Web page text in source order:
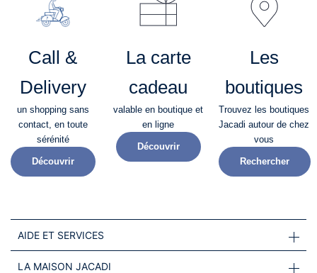
Call &
Delivery
un shopping sans
contact, en toute
sérénité​
Découvrir
La carte
cadeau
valable en boutique et
en ligne
Découvrir
Les
boutiques
Trouvez les boutiques
Jacadi autour de chez
vous
Rechercher
AIDE ET SERVICES
LA MAISON JACADI